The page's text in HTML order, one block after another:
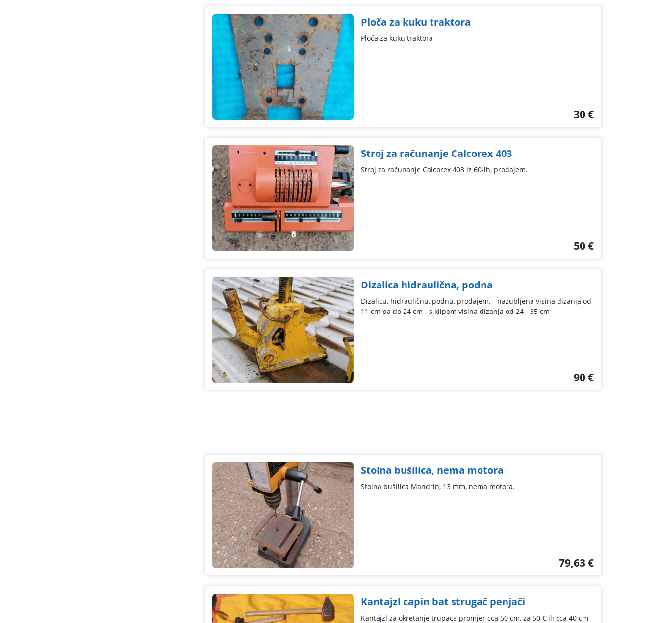
Ploča za kuku traktora
Ploča za kuku traktora
30 €
Stroj za računanje Calcorex 403
Stroj za računanje Calcorex 403 iz 60-ih, prodajem.
50 €
Dizalica hidraulična, podna
Dizalicu, hidrauličnu, podnu, prodajem. - nazubljena visina dizanja od
11 cm pa do 24 cm - s klipom visina dizanja od 24 - 35 cm
90 €
Stolna bušilica, nema motora
Stolna bušilica Mandrin, 13 mm, nema motora.
79,63 €
Kantajzl capin bat strugač penjači
Kantajzl za okretanje trupaca promjer cca 50 cm, za 50 € ili cca 40 cm,